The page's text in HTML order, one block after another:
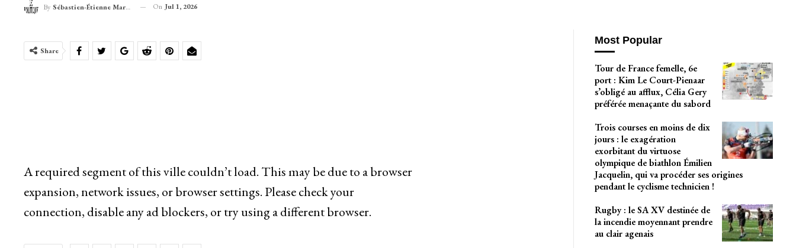
By Sébastien-Étienne Marechal On Jul 1, 2026
Share
A required segment of this ville couldn’t load. This may be due to a browser
expansion, network issues, or browser settings. Please check your
connection, disable any ad blockers, or try using a different browser.
Most Popular
Tour de France femelle, 6e
port : Kim Le Court-Pienaar
s’obligé au afflux, Célia Gery
préférée menaçante du sabord
Trois courses en moins de dix
jours : le exagération
exorbitant du virtuose
olympique de biathlon Émilien
Jacquelin, qui va procéder ses origines
pendant le cyclisme technicien !
Rugby : le SA XV destinée de
la incendie moyennant prendre
au clair agenais